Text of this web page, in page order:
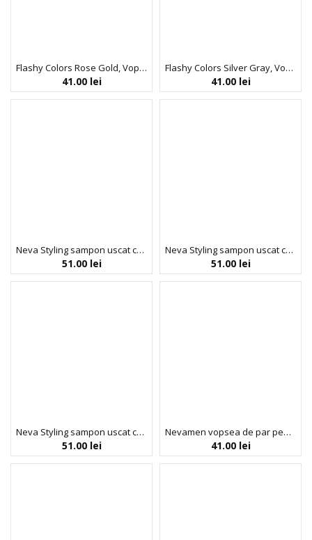
Flashy Colors Rose Gold, Vopsea semi-permanenta 100% vegana, Neva, 100 ml
41.00 lei
Flashy Colors Silver Gray, Vopsea semi-permanenta 100% vegana, Neva, 100 ml
41.00 lei
Neva Styling sampon uscat cu efect extra-volumizant, Oriental, Neva, 200 ml
51.00 lei
Neva Styling sampon uscat cu efect extra-volumizant, Sweet Fruit, Neva, 200 ml
51.00 lei
Neva Styling sampon uscat cu efect extra-volumizant, Tropical, Neva, 200 ml
51.00 lei
Nevamen vopsea de par pentru barbati, fara amoniac, Negru Natural Intens, 1/00, Neva, 150 ml
41.00 lei